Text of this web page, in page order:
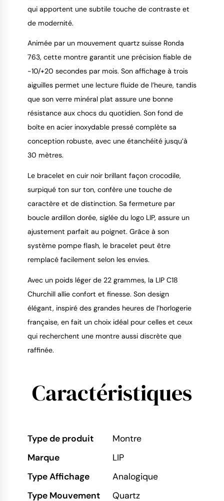
qui apportent une subtile touche de contraste et
de modernité.
Animée par un mouvement quartz suisse Ronda
763, cette montre garantit une précision fiable de
-10/+20 secondes par mois. Son affichage à trois
aiguilles permet une lecture fluide de l’heure, tandis
que son verre minéral plat assure une bonne
résistance aux chocs du quotidien. Son fond de
boîte en acier inoxydable pressé complète sa
conception robuste, avec une étanchéité jusqu’à
30 mètres.
Le bracelet en cuir noir brillant façon crocodile,
surpiqué ton sur ton, confère une touche de
caractère et de distinction. Sa fermeture par
boucle ardillon dorée, siglée du logo LIP, assure un
ajustement parfait au poignet. Grâce à son
système pompe flash, le bracelet peut être
remplacé facilement selon les envies.
Avec un poids léger de 22 grammes, la LIP C18
Churchill allie confort et finesse. Son design
élégant, inspiré des grandes heures de l’horlogerie
française, en fait un choix idéal pour celles et ceux
qui recherchent une montre aussi discrète que
raffinée.
Caractéristiques
Type de produit
Montre
Marque
LIP
Type Affichage
Analogique
Type Mouvement
Quartz